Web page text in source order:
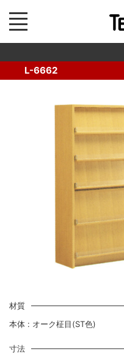
L-6662
材質
本体 : オーク柾目(ST色)
寸法